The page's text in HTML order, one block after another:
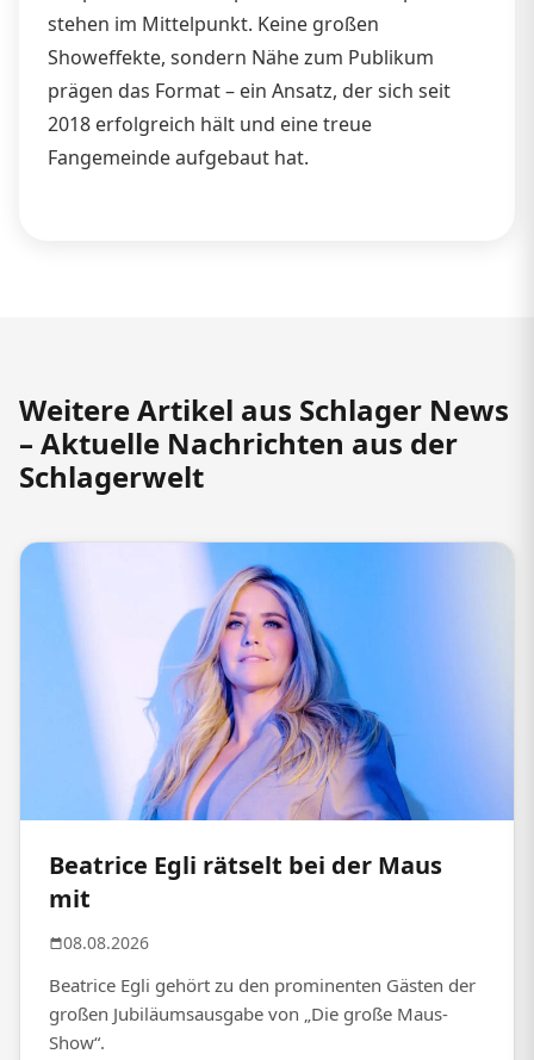
stehen im Mittelpunkt. Keine großen
Showeffekte, sondern Nähe zum Publikum
prägen das Format – ein Ansatz, der sich seit
2018 erfolgreich hält und eine treue
Fangemeinde aufgebaut hat.
Weitere Artikel aus Schlager News
– Aktuelle Nachrichten aus der
Schlagerwelt
Beatrice Egli rätselt bei der Maus
mit
08.08.2026
Beatrice Egli gehört zu den prominenten Gästen der
großen Jubiläumsausgabe von „Die große Maus-
Show“.